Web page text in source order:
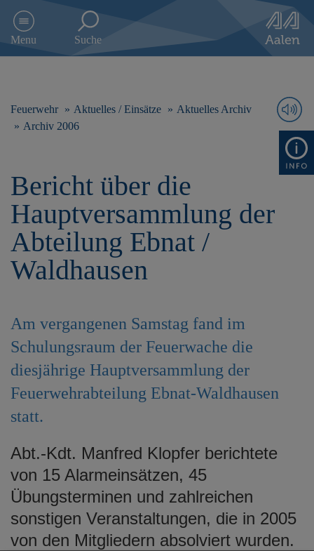
e
p
Menu Suche
Feuerwehr Aktuelles / Einsätze
Aktuelles Archiv
Archiv 2006
Bericht über die
Hauptversammlung der
Abteilung Ebnat /
Waldhausen
Am vergangenen Samstag fand im
Schulungsraum der Feuerwache die
diesjährige Hauptversammlung der
Feuerwehrabteilung Ebnat-Waldhausen
statt.
Abt.-Kdt. Manfred Klopfer berichtete
von 15 Alarmeinsätzen, 45
Übungsterminen und zahlreichen
sonstigen Veranstaltungen, die in 2005
von den Mitgliedern absolviert wurden.